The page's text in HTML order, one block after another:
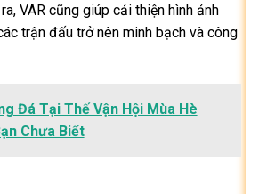
VAR cũng giúp cải thiện hình ảnh
trận đấu trở nên minh bạch và công
Đá Tại Thế Vận Hội Mùa Hè
Chưa Biết